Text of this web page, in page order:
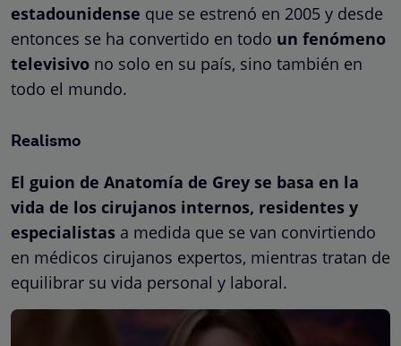
estadounidense que se estrenó en 2005 y desde
entonces se ha convertido en todo un fenómeno
televisivo no solo en su país, sino también en
todo el mundo.
Realismo
El guion de Anatomía de Grey se basa en la
vida de los cirujanos internos, residentes y
especialistas a medida que se van convirtiendo
en médicos cirujanos expertos, mientras tratan de
equilibrar su vida personal y laboral.